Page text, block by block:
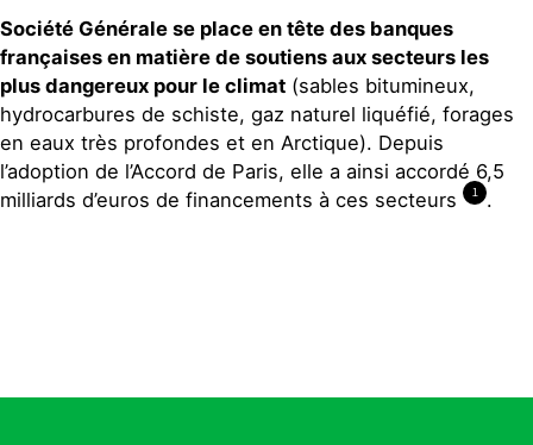
Société Générale se place en tête des banques
françaises en matière de soutiens aux secteurs les
plus dangereux pour le climat (sables bitumineux,
hydrocarbures de schiste, gaz naturel liquéfié, forages
en eaux très profondes et en Arctique). Depuis
l’adoption de l’Accord de Paris, elle a ainsi accordé 6,5
milliards d’euros de financements à ces secteurs
1 .